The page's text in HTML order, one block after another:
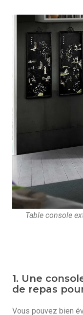
Table console
1. Une
de repas
Vous pouvez bien